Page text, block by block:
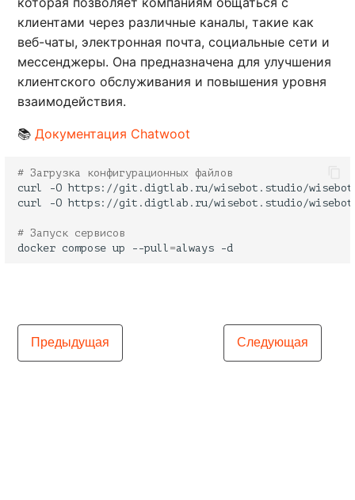
клиентами через различные каналы, такие как
веб-чаты, электронная почта, социальные сети и
мессенджеры. Она предназначена для улучшения
клиентского обслуживания и повышения уровня
взаимодействия.
📚Документация Chatwoot
# Загрузка конфигурационных файлов
curl
-O
curl
-O
# Запуск сервисов
docker compose up --pull =always
Предыдущая Следующая